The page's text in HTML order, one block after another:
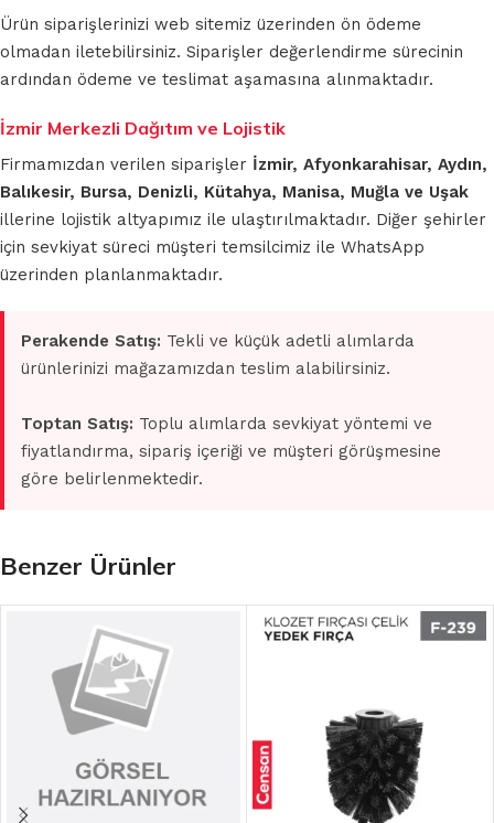
Ürün siparişlerinizi web sitemiz üzerinden ön ödeme
olmadan iletebilirsiniz. Siparişler değerlendirme sürecinin
ardından ödeme ve teslimat aşamasına alınmaktadır.
İzmir Merkezli Dağıtım ve Lojistik
Firmamızdan verilen siparişler İzmir, Afyonkarahisar, Aydın,
Balıkesir, Bursa, Denizli, Kütahya, Manisa, Muğla ve Uşak
illerine lojistik altyapımız ile ulaştırılmaktadır. Diğer şehirler
için sevkiyat süreci müşteri temsilcimiz ile WhatsApp
üzerinden planlanmaktadır.
Perakende Satış: Tekli ve küçük adetli alımlarda
ürünlerinizi mağazamızdan teslim alabilirsiniz.
Toptan Satış: Toplu alımlarda sevkiyat yöntemi ve
fiyatlandırma, sipariş içeriği ve müşteri görüşmesine
göre belirlenmektedir.
Benzer Ürünler